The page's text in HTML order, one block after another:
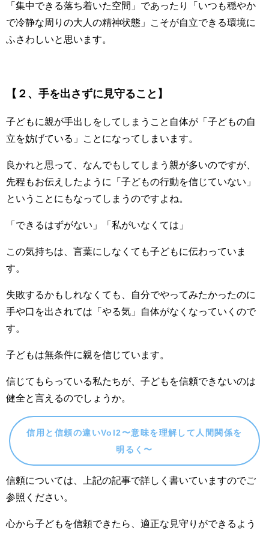
「集中できる落ち着いた空間」であったり「いつも穏やか
で冷静な周りの大人の精神状態」こそが自立できる環境に
ふさわしいと思います。
【２、手を出さずに見守ること】
子どもに親が手出しをしてしまうこと自体が「子どもの自
立を妨げている」ことになってしまいます。
良かれと思って、なんでもしてしまう親が多いのですが、
先程もお伝えしたように「子どもの行動を信じていない」
ということにもなってしまうのですよね。
「できるはずがない」「私がいなくては」
この気持ちは、言葉にしなくても子どもに伝わっていま
す。
失敗するかもしれなくても、自分でやってみたかったのに
手や口を出されては「やる気」自体がなくなっていくので
す。
子どもは無条件に親を信じています。
信じてもらっている私たちが、子どもを信頼できないのは
健全と言えるのでしょうか。
信用と信頼の違いVol2〜意味を理解して人間関係を
明るく〜
信頼については、上記の記事で詳しく書いていますのでご
参照ください。
心から子どもを信頼できたら、適正な見守りができるよう